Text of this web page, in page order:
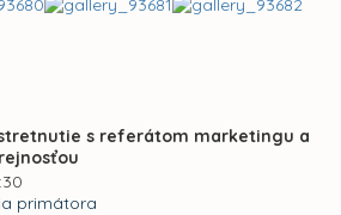
s referátom marketingu a
primátora